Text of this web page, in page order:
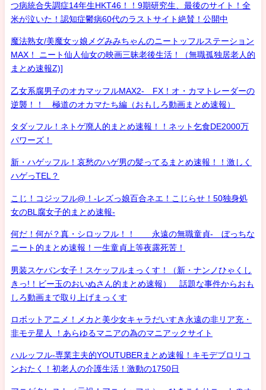
つ病統合失調症14年生HKT46！！9期研究生、最後のサイト！全
米が泣いた！認知症鬱病60代のラストサイト絶賛！公開中
魔法熟女/美魔女ッ娘メグみみちゃんのニートッフルステーション
MAX！ ニート仙人仙女の映画三昧老後生活！（無職孤独居老人的
まとめ速報Z)]
乙女系腐男子のオカマッフルMAX2- FX！オ・カマトレーダーの
逆襲！！ 極道のオカマたち編（おもしろ動画まとめ速報）
タダッフル！ネトゲ廃人的まとめ速報！！ネット乞食DE2000万
パワーズ！
新・ハゲッフル！哀愁のハゲ男の髪ってるまとめ速報！！激しく
ハゲっTEL？
こじ！コジッフル@！-レズっ娘百合ネエ！こじらせ！50独身処
女のBL腐女子的まとめ速報-
何だ！何が？真・シロッフル！！ 永遠の無職童貞- ぼっちな
ニート的まとめ速報！一生童貞上等夜露死苦！
男装スケバン女子！スケッフルまっくす！（新・ナンノひゃくし
きっ!！ビー玉のおいぬさん的まとめ速報） 話題な事件からおも
しろ動画まで取り上げまっくす
ロボットアニメ！メカと美少女キャラだいすき永遠の非リア充・
非モテ星人 ！あらゆるマニアの為のマニアックサイト
ハルッフル-専業主夫的YOUTUBERまとめ速報！キモデブロリコ
ンおたく！初老人の介護生活！激動の1750日